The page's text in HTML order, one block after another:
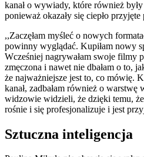
kanał o wywiady, które również
ponieważ okazały się ciepło
,,Zaczęłam myśleć o nowych
powinny wyglądać. Kupiłam nowy
Wcześniej nagrywałam swoje filmy
zmęczona i nawet nie dbałam o to,
że najważniejsze jest to, co mówię.
kanał, zadbałam również o warstwę
widzowie widzieli, że dzięki temu,
rośnie i się profesjonalizuje i jest
Sztuczna inteligencja